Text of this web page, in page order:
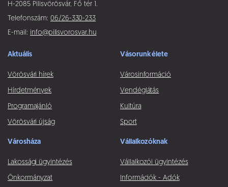
H-2085 Pilisvörösvár, Fő tér 1.
Telefonszám: 06/26-330-233
E-mail: info@pilisvorosvar.hu
Aktuális
Vörösvári hírek
Hírdetmények
Programajánló
Vörösvári újság
Vásorunk élete
Városinformáció
Vendéglátás
Kultúra
Sport
Városháza
Lakossági ügyintézés
Önkormányzat
Vállalkozóknak
Vállalkozói ügyintézés
Információk - Adók